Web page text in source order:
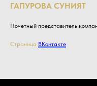
ГАПУРОВА СУНИЯТ
Почетный представитель
Страница ВКонтакте